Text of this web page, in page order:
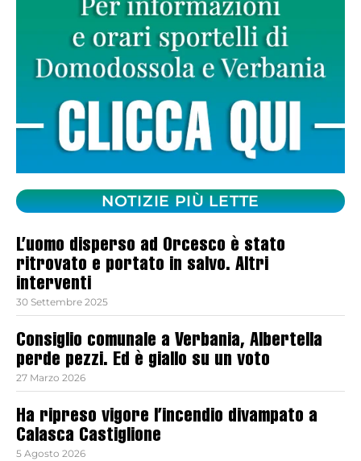
NOTIZIE PIÙ LETTE
L’uomo disperso ad Orcesco è stato
ritrovato e portato in salvo. Altri
interventi
30 Settembre 2025
Consiglio comunale a Verbania, Albertella
perde pezzi. Ed è giallo su un voto
27 Marzo 2026
Ha ripreso vigore l’incendio divampato a
Calasca Castiglione
5 Agosto 2026